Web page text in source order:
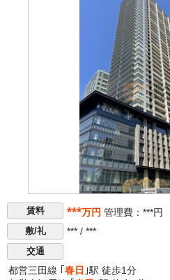
賃料 ***万円 管理費：***円
敷/礼 *** / ***
交通
都営三田線 ｢ 春日 ｣駅 徒歩1分